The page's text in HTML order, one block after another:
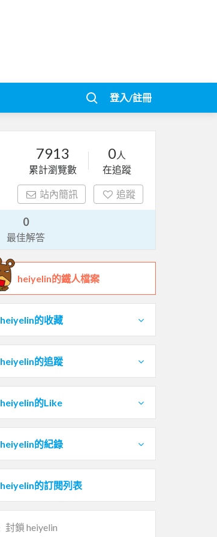
登入/註冊
7913
累計瀏覽數
0人
在追蹤
站內簡訊 追蹤
0
最佳解答
heiyelin的鐵人檔案
heiyelin的收藏
heiyelin的追蹤
heiyelin的Like
heiyelin的紀錄
heiyelin的訂閱列表
封鎖 heiyelin